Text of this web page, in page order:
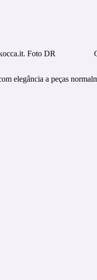
Foto DR
elegância a peças